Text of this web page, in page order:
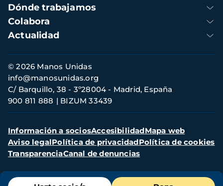
Menú
Dónde trabajamos
Colabora
Actualidad
Información
de
contacto
© 2026 Manos Unidas
C/ Barquillo, 38 - 3º28004 - Madrid, España
900 811 888
BIZUM 33439
info@manosunidas.org
Menú
secundario
Información a sociosAccesibilidadMapa web
Aviso legalPolítica de privacidadPolítica de cookies
TransparenciaCanal de denuncias